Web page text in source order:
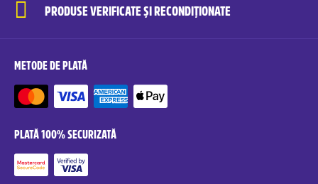
PRODUSE VERIFICATE ȘI RECONDIȚIONATE
METODE DE PLATĂ
PLATĂ 100% SECURIZATĂ